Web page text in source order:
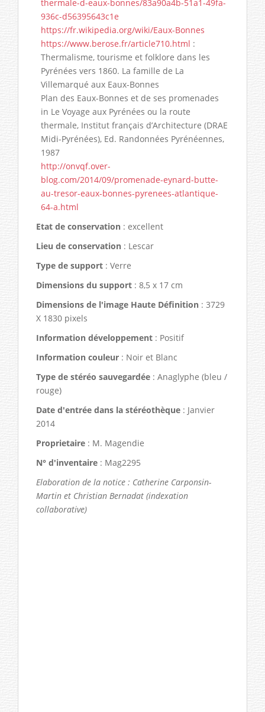
thermale-d-eaux-bonnes/83a90a4b-51a1-49fa-
936c-d56395643c1e
https://fr.wikipedia.org/wiki/Eaux-Bonnes
https://www.berose.fr/article710.html :
Thermalisme, tourisme et folklore dans les
Pyrénées vers 1860. La famille de La
Villemarqué aux Eaux-Bonnes
Plan des Eaux-Bonnes et de ses promenades
in Le Voyage aux Pyrénées ou la route
thermale, Institut français d’Architecture (DRAE
Midi-Pyrénées), Ed. Randonnées Pyrénéennes,
1987
http://onvqf.over-
blog.com/2014/09/promenade-eynard-butte-
au-tresor-eaux-bonnes-pyrenees-atlantique-
64-a.html
Etat de conservation : excellent
Lieu de conservation : Lescar
Type de support : Verre
Dimensions du support : 8,5 x 17 cm
Dimensions de l'image Haute Définition : 3729
X 1830 pixels
Information développement : Positif
Information couleur : Noir et Blanc
Type de stéréo sauvegardée : Anaglyphe (bleu /
rouge)
Date d'entrée dans la stéréothèque : Janvier
2014
Proprietaire : M. Magendie
N° d'inventaire : Mag2295
Elaboration de la notice : Catherine Carponsin-
Martin et Christian Bernadat (indexation
collaborative)